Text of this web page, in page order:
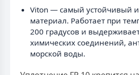
Viton — самый устойчивый
материал. Работает при
200 градусов и
химических соединений,
морской воды.